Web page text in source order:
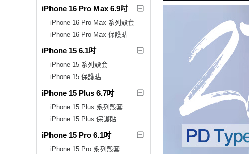
iPhone 16 Pro Max 6.9吋
iPhone 16 Pro Max 系列殼套
iPhone 16 Pro Max 保護貼
iPhone 15 6.1吋
iPhone 15 系列殼套
iPhone 15 保護貼
iPhone 15 Plus 6.7吋
iPhone 15 Plus 系列殼套
iPhone 15 Plus 保護貼
iPhone 15 Pro 6.1吋
iPhone 15 Pro 系列殼套